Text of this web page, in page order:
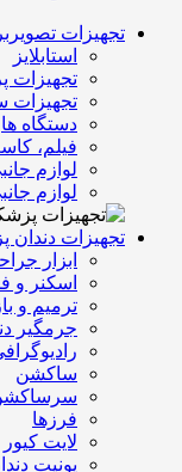
تجهیزات
استابلایز
تجهیزات
تجهیزات
دستگاه ها
فیلم،
لوازم
لوازم
تجهیزات دندان
ابزار
اسکنر و
ترمیم و
جرمگیر
ساکشن
فرزها
لایت کیور
یونیت